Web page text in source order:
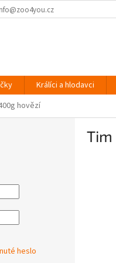
Králíci a hlodavci
hovězí
heslo